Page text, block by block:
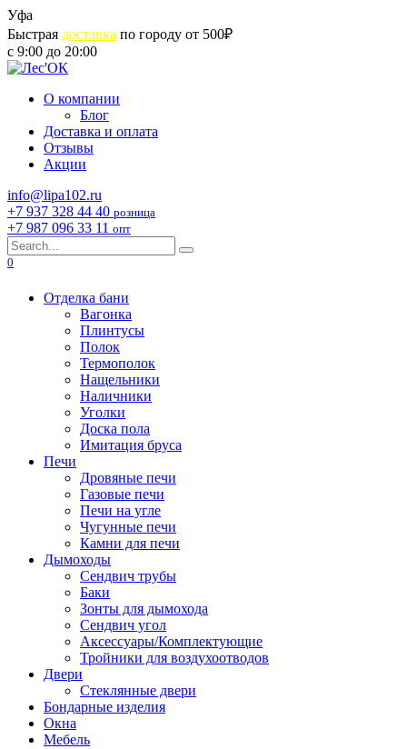
Skip
to
content
Уфа
Быстрая доставка по городу от 500₽
с 9:00 до 20:00
О компании
Блог
Доставка и оплата
Отзывы
Акции
info@lipa102.ru
+7 937 328 44 40 розница
+7 987 096 33 11 опт
Search
for:
0
Отделка бани
Вагонка
Плинтусы
Полок
Термополок
Нащельники
Наличники
Уголки
Доска пола
Имитация бруса
Печи
Дровяные печи
Газовые печи
Печи на угле
Чугунные печи
Камни для печи
Дымоходы
Сендвич трубы
Баки
Зонты для дымохода
Сендвич угол
Аксессуары/Комплектующие
Тройники для воздухоотводов
Двери
Стеклянные двери
Бондарные изделия
Окна
Мебель